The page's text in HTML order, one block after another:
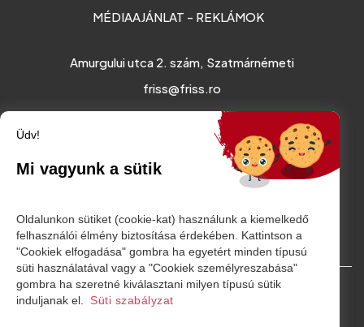
MÉDIAAJÁNLAT - REKLÁMOK
Amurgului utca 2. szám, Szatmárnémeti
friss@friss.ro
© Minden jog fenntartva. 2026
Üdv!
Mi vagyunk a sütik
Oldalunkon sütiket (cookie-kat) használunk a kiemelkedő
felhasználói élmény biztosítása érdekében. Kattintson a
"Cookiek elfogadása" gombra ha egyetért minden típusú
süti használatával vagy a "Cookiek személyreszabása"
gombra ha szeretné kiválasztani milyen típusú sütik
induljanak el.
Süti szabályzat